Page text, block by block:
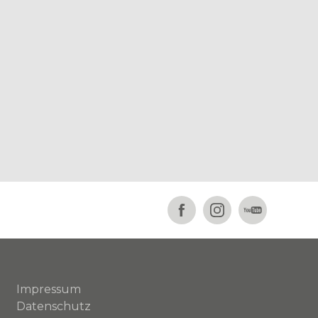
Impressum
Datenschutz